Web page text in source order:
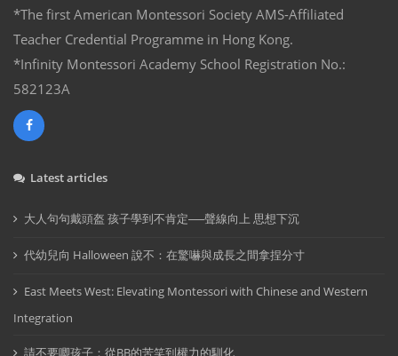
*The first American Montessori Society AMS-Affiliated
Teacher Credential Programme in Hong Kong.
*Infinity Montessori Academy School Registration No.:
582123A
Latest articles
大人句句戴頭盔 孩子學到不肯定──聲線向上 思想下沉
代幼兒向 Halloween 說不：在驚嚇與成長之間拿捏分寸
East Meets West: Elevating Montessori with Chinese and Western
Integration
請不要唧孩子：從BB的苦笑到權力的馴化